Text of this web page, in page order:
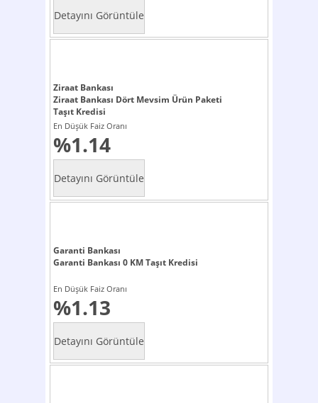
Ziraat Bankası
Ziraat Bankası Dört Mevsim Ürün Paketi
Taşıt Kredisi
En Düşük Faiz Oranı
%1.14
Garanti Bankası
Garanti Bankası 0 KM Taşıt Kredisi
En Düşük Faiz Oranı
%1.13